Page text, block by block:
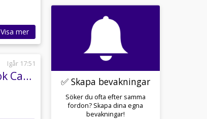
Visa mer
Igår 17:51
Skoda Octavia 1.6 TDI Ambition M-Värmare Dragkrok CarPlay ✅ Skapa bevakningar
Söker du ofta efter samma
fordon? Skapa dina egna
bevakningar!